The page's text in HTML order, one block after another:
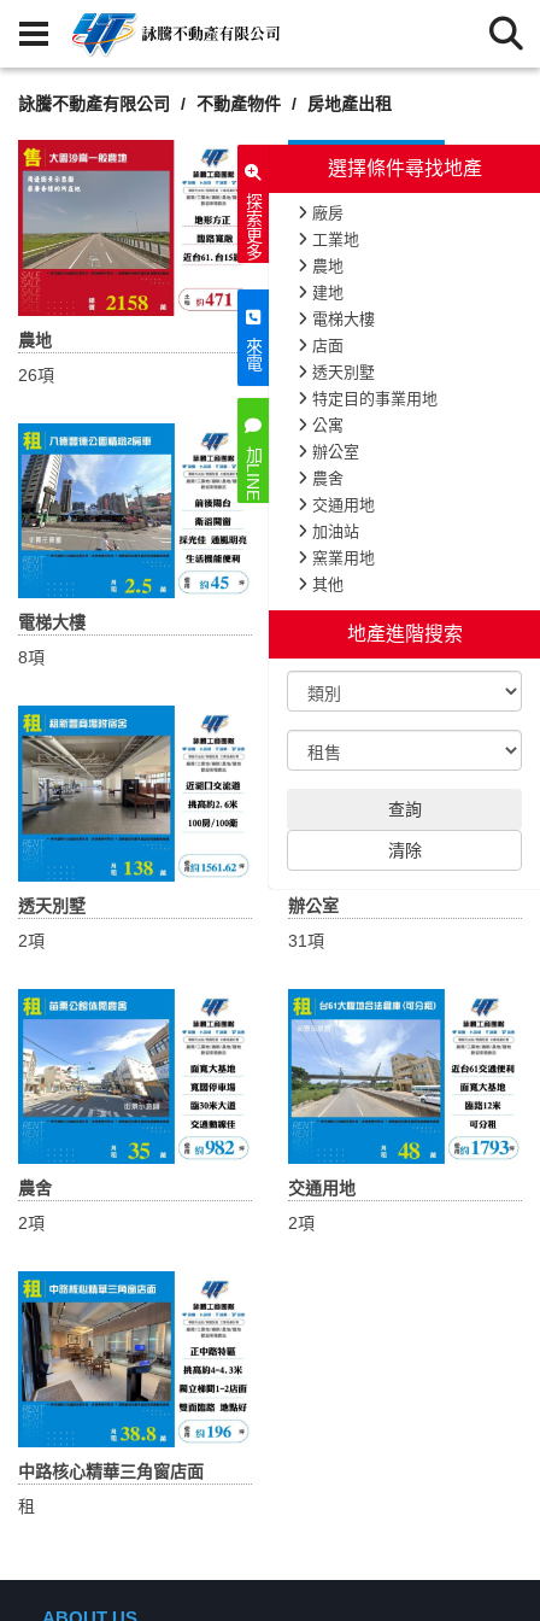
選擇條件尋找地產
廠房
工業地
農地
建地
電梯大樓
店面
透天別墅
特定目的事業用地
公寓
辦公室
農舍
交通用地
加油站
窯業用地
其他
地產進階搜索
查詢
清除
探索更多
來電
加LINE
詠騰不動產有限公司 不動產物件 房地產出租
農地
26項
建地
11項
電梯大樓
8項
58項
透天別墅
2項
辦公室
31項
農舍
2項
交通用地
2項
中路核心精華三角窗店面
租